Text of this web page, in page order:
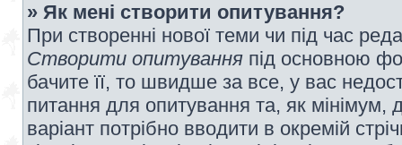
» Як мені створити опитування?
При створенні нової теми чи під час
Створити опитування під основною
бачите її, то швидше за все, у вас
питання для опитування та, як мінімум,
варіант потрібно вводити в окремій